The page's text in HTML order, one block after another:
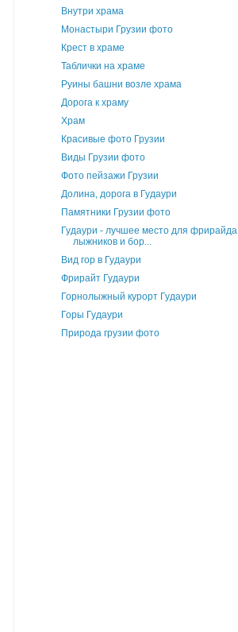
Внутри храма
Монастыри Грузии фото
Крест в храме
Таблички на храме
Руины башни возле храма
Дорога к храму
Храм
Красивые фото Грузии
Виды Грузии фото
Фото пейзажи Грузии
Долина, дорога в Гудаури
Памятники Грузии фото
Гудаури - лучшее место для фрирайда
лыжников и бор...
Вид гор в Гудаури
Фрирайт Гудаури
Горнолыжный курорт Гудаури
Горы Гудаури
Природа грузии фото